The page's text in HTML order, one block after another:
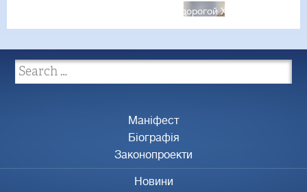
Мой любимый и дорогой Харьков!
Маніфест
Біографія
Законопроекти
Новини